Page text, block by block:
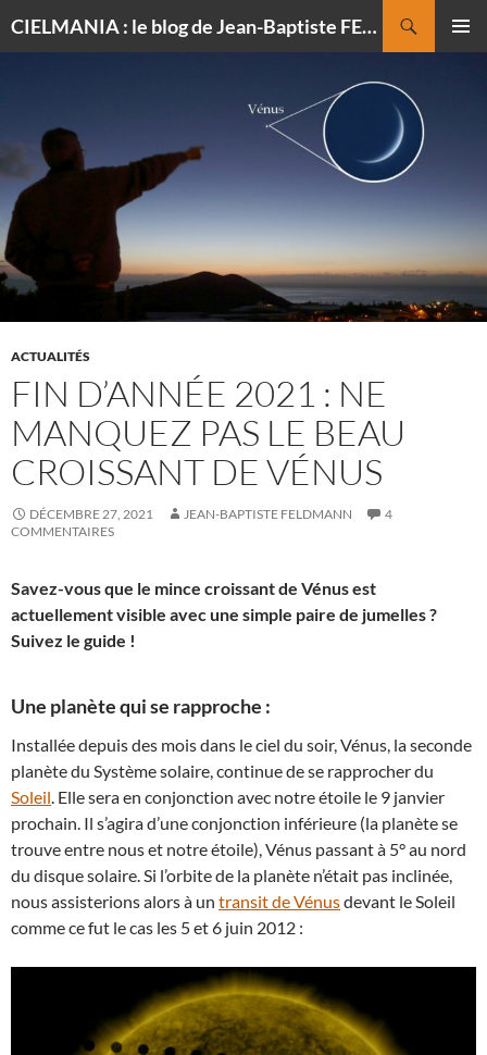
CIELMANIA : le blog de Jean-Baptiste FELDMANN, photographe du ciel
ACTUALITÉS
FIN D’ANNÉE 2021 : NE
MANQUEZ PAS LE BEAU
CROISSANT DE VÉNUS
DÉCEMBRE 27, 2021 JEAN-BAPTISTE FELDMANN
4
COMMENTAIRES
Savez-vous que le mince croissant de Vénus est
actuellement visible avec une simple paire de jumelles ?
Suivez le guide !
Une planète qui se rapproche :
Installée depuis des mois dans le ciel du soir, Vénus, la seconde
planète du Système solaire, continue de se rapprocher du
Soleil. Elle sera en conjonction avec notre étoile le 9 janvier
prochain. Il s’agira d’une conjonction inférieure (la planète se
trouve entre nous et notre étoile), Vénus passant à 5° au nord
du disque solaire. Si l’orbite de la planète n’était pas inclinée,
nous assisterions alors à un transit de Vénusdevant le Soleil
comme ce fut le cas les 5 et 6 juin 2012 :